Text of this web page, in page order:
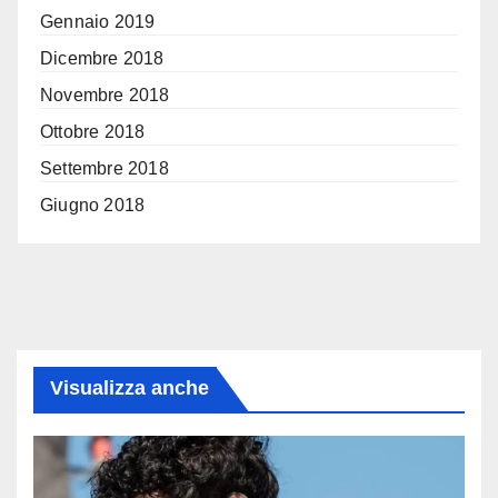
Gennaio 2019
Dicembre 2018
Novembre 2018
Ottobre 2018
Settembre 2018
Giugno 2018
Visualizza anche